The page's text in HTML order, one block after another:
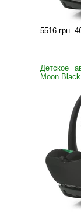
5516 грн.
Детское
Moon